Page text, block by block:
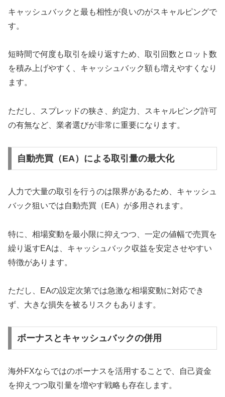
キャッシュバックと最も相性が良いのがスキャルピングで
す。
短時間で何度も取引を繰り返すため、取引回数とロット数
を積み上げやすく、キャッシュバック額も増えやすくなり
ます。
ただし、スプレッドの狭さ、約定力、スキャルピング許可
の有無など、業者選びが非常に重要になります。
自動売買（EA）による取引量の最大化
人力で大量の取引を行うのは限界があるため、キャッシュ
バック狙いでは自動売買（EA）が多用されます。
特に、相場変動を最小限に抑えつつ、一定の値幅で売買を
繰り返すEAは、キャッシュバック収益を安定させやすい
特徴があります。
ただし、EAの設定次第では急激な相場変動に対応でき
ず、大きな損失を被るリスクもあります。
ボーナスとキャッシュバックの併用
海外FXならではのボーナスを活用することで、自己資金
を抑えつつ取引量を増やす戦略も存在します。